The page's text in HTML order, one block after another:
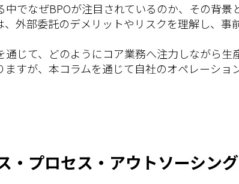
中でなぜBPOが注目されているのか、その背
、外部委託のデメリットやリスクを理解し、
じて、どのようにコア業務へ注力しながら生
ますが、本コラムを通じて自社のオペレーショ
・プロセス・アウトソーシン